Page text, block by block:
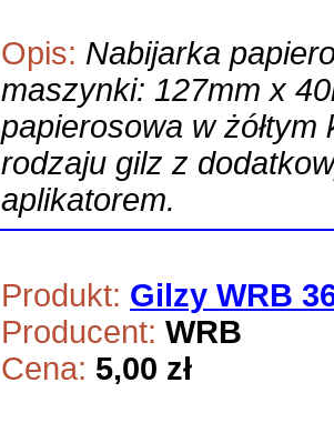
Opis: Nabijarka
maszynki: 127mm x
papierosowa w
rodzaju gilz z
aplikatorem.
Produkt: Gilzy WRB
Producent: WRB
Cena: 5,00 zł